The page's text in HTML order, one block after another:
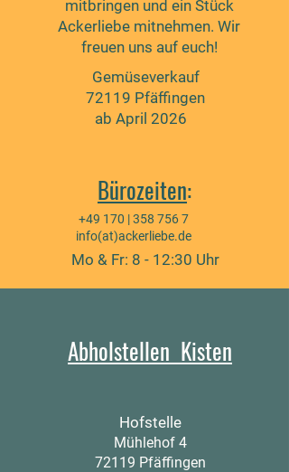
mitbringen und ein Stück
Ackerliebe mitnehmen. Wir
freuen uns auf euch!
Gemüseverkauf
72119 Pfäffingen
ab April 2026
Bürozeiten:
+49 170 |358 756 7
info(at)ackerliebe.de
Mo & Fr: 8 - 12:30 Uhr
Abholstellen Kisten
Hofstelle
Mühlehof 4
72119 Pfäffingen